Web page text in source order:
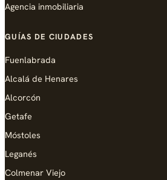
Agencia inmobiliaria
GUÍAS DE CIUDADES
Fuenlabrada
Alcalá de Henares
Alcorcón
Getafe
Móstoles
Leganés
Colmenar Viejo